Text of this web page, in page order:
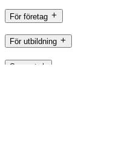
För företag
För utbildning
Support